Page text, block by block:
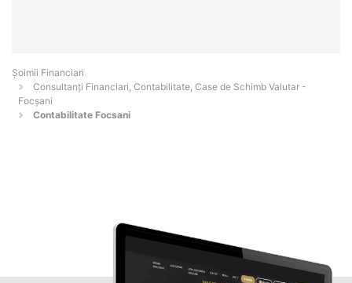
Șoimii Financiari
Consultanți Financiari, Contabilitate, Case de Schimb Valutar -
Focşani
Contabilitate Focsani